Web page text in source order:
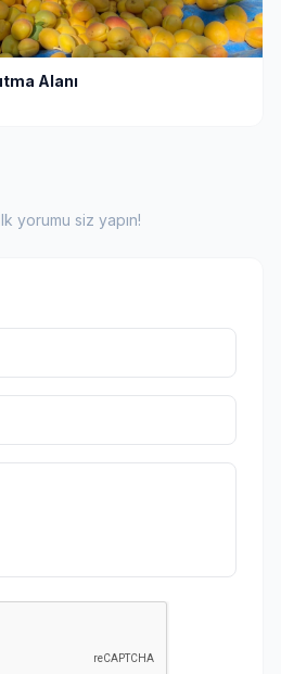
Alanı
yorumu siz yapın!